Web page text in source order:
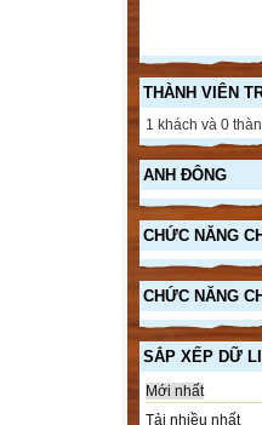
THÀNH VIÊN
1 khách và 0
ANH ĐÔNG
CHỨC NĂNG
CHỨC NĂNG
SẮP XẾP DỮ
Mới nhất
Tải nhiều nhất